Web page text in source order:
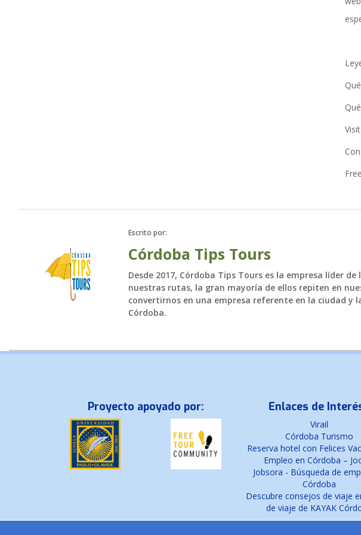
Escrito por:
Córdoba Tips Tours
Desde 2017, Córdoba Tips Tours es la empresa líder
nuestras rutas, la gran mayoría de ellos repiten en
convertirnos en una empresa referente en la ciudad y
Córdoba.
Proyecto apoyado por: Enlaces de
Virail
Córdoba Turismo
Reserva hotel con Felices
Empleo en Córdoba –
Jobsora - Búsqueda de
Córdoba
Descubre consejos de viaje
de viaje de KAYAK